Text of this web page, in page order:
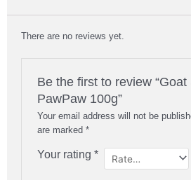
There are no reviews yet.
Be the first to review
PawPaw 100g”
Your email address will not be
are marked *
Your rating *